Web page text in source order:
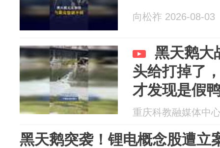
向松祚 2026-08-03
黑天鹅大
头给打掉了
才发现是假
重庆科教融媒体中
黑天鹅突袭！锂电概念股遭立